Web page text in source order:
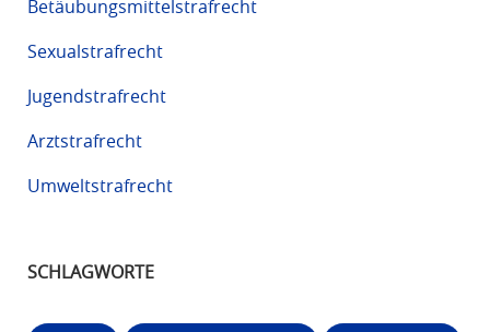
Betäubungsmittelstrafrecht
Sexualstrafrecht
Jugendstrafrecht
Arztstrafrecht
Umweltstrafrecht
SCHLAGWORTE